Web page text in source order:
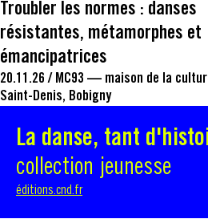
Troubler les normes : danses
résistantes, métamorphes et
émancipatrices
20.11.26 / MC93 — maison de la
Saint-Denis, Bobigny
La danse, tant
collection jeunesse
éditions.cnd.fr